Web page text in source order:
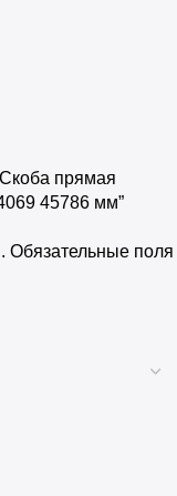
прямая
45786 мм”
Обязательные поля